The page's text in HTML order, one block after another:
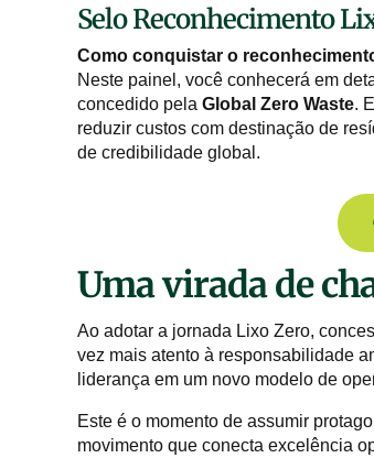
Selo Reconhecimento
Como conquistar o
Neste painel, você conhecerá em
concedido pela Global Zero Waste.
reduzir custos com destinação de
de credibilidade global.
Uma virada de
Ao adotar a jornada Lixo Zero,
vez mais atento à responsabilidade
liderança em um novo modelo de
Este é o momento de assumir
movimento que conecta excelência